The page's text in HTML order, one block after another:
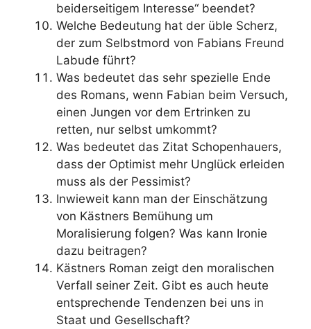
beiderseitigem Interesse“ beendet?
Welche Bedeutung hat der üble Scherz,
der zum Selbstmord von Fabians Freund
Labude führt?
Was bedeutet das sehr spezielle Ende
des Romans, wenn Fabian beim Versuch,
einen Jungen vor dem Ertrinken zu
retten, nur selbst umkommt?
Was bedeutet das Zitat Schopenhauers,
dass der Optimist mehr Unglück erleiden
muss als der Pessimist?
Inwieweit kann man der Einschätzung
von Kästners Bemühung um
Moralisierung folgen? Was kann Ironie
dazu beitragen?
Kästners Roman zeigt den moralischen
Verfall seiner Zeit. Gibt es auch heute
entsprechende Tendenzen bei uns in
Staat und Gesellschaft?